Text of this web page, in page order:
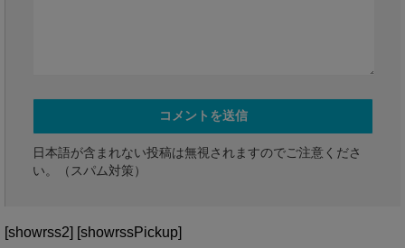
日本語が含まれない投稿は無視されますのでご注意くださ
い。（スパム対策）
[showrss2] [showrssPickup]